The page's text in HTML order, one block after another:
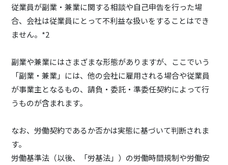
従業員が副業・兼業に関する相談や自己申告を行った場
合、会社は従業員にとって不利益な扱いをすることはでき
ません。*2
副業や兼業にはさまざまな形態がありますが、ここでいう
「副業・兼業」には、他の会社に雇用される場合や従業員
が事業主となるもの、請負・委託・準委任契約によって行
うものが含まれます。
なお、労働契約であるか否かは実態に基づいて判断されま
す。
労働基準法（以後、「労基法」）の労働時間規制や労働安